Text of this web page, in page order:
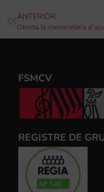
ANTERIOR
FSMCV
REGISTRE DE